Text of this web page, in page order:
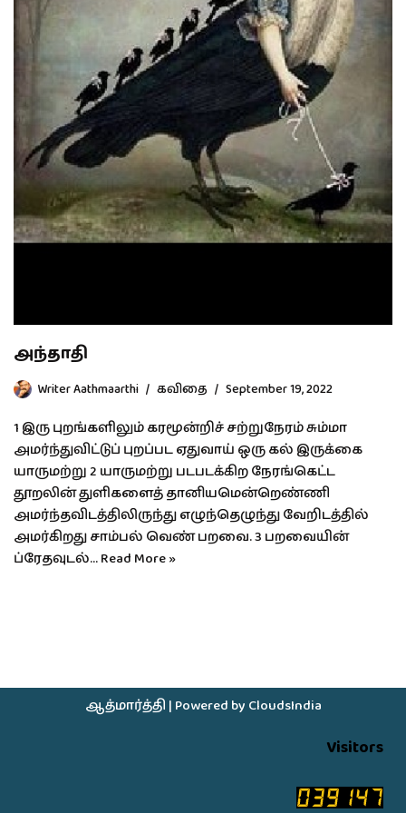
அந்தாதி
Writer Aathmaarthi கவிதை September 19, 2022
1 இரு புறங்களிலும் கரமூன்றிச் சற்றுநேரம் சும்மா
அமர்ந்துவிட்டுப் புறப்பட ஏதுவாய் ஒரு கல் இருக்கை
யாருமற்று 2 யாருமற்று படபடக்கிற நேரங்கெட்ட
தூறலின் துளிகளைத் தானியமென்றெண்ணி
அமர்ந்தவிடத்திலிருந்து எழுந்தெழுந்து வேறிடத்தில்
அமர்கிறது சாம்பல் வெண் பறவை. 3 பறவையின்
ப்ரேதவுடல்…Read More »
ஆத்மார்த்தி | Powered by CloudsIndia
Visitors